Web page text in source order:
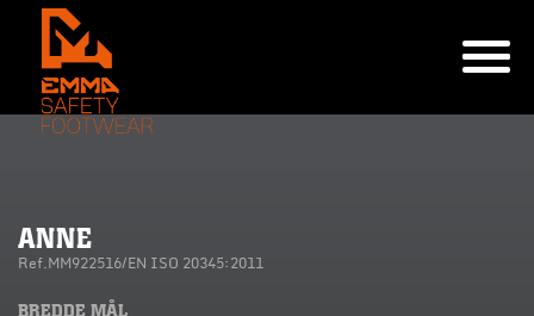
ANNE
Ref.MM922516/EN ISO 20345:2011
BREDDE MÅL